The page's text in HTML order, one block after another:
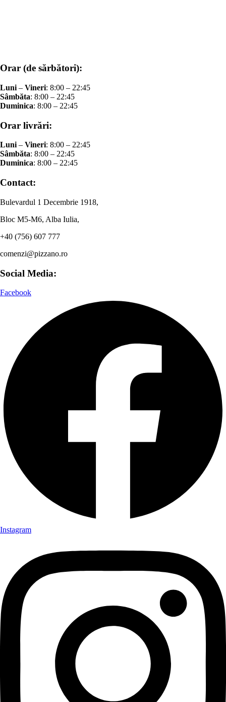
Orar (de sărbători):
Luni – Vineri: 8:00 – 22:45
Sâmbăta: 8:00 – 22:45
Duminica: 8:00 – 22:45
Orar livrări:
Luni– Vineri: 8:00 – 22:45
Sâmbăta: 8:00 – 22:45
Duminica: 8:00 – 22:45
Contact:
Bulevardul 1 Decembrie 1918,
Bloc M5-M6, Alba Iulia,
+40 (756) 607 777
comenzi@pizzano.ro
Social Media:
Facebook
Instagram